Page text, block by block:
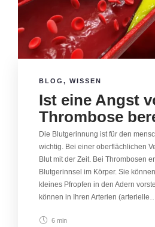
BLOG , WISSEN
Ist eine Angst
Thrombose
Die Blutgerinnung ist für den
wichtig. Bei einer oberflächlichen
Blut mit der Zeit. Bei Thrombosen
Blutgerinnsel im Körper. Sie
kleines Pfropfen in den Adern
können in Ihren Arterien (arterielle…
6 min